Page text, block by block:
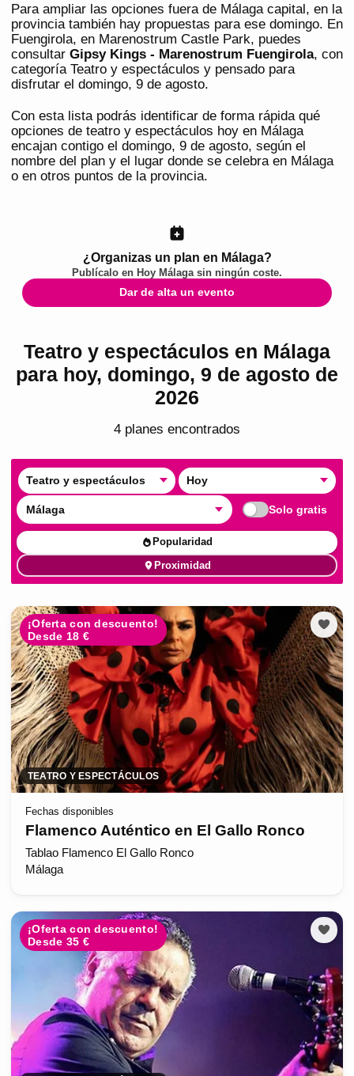
Para ampliar las opciones fuera de Málaga capital, en la
provincia también hay propuestas para ese domingo. En
Fuengirola, en Marenostrum Castle Park, puedes
consultar Gipsy Kings - Marenostrum Fuengirola, con
categoría Teatro y espectáculos y pensado para
disfrutar el domingo, 9 de agosto.
Con esta lista podrás identificar de forma rápida qué
opciones de teatro y espectáculos hoy en Málaga
encajan contigo el domingo, 9 de agosto, según el
nombre del plan y el lugar donde se celebra en Málaga
o en otros puntos de la provincia.
¿Organizas un plan en Málaga?
Publícalo en Hoy Málagasin ningún coste.
Dar de alta un evento
Teatro y espectáculos en Málaga
para hoy, domingo, 9 de agosto de
2026
4 planes encontrados
Teatro y espectáculos Hoy
Málaga Solo gratis
Popularidad
Proximidad
¡Oferta con descuento!
Desde 18 €
TEATRO Y ESPECTÁCULOS
Fechas disponibles
Flamenco Auténtico en El Gallo Ronco
Tablao Flamenco El Gallo Ronco
Málaga
¡Oferta con descuento!
Desde 35 €